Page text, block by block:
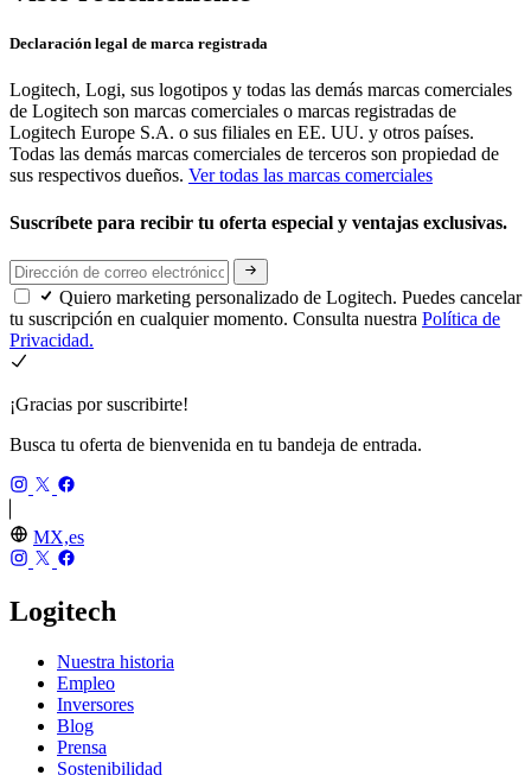
Declaración legal de marca registrada
Logitech, Logi, sus logotipos y todas las demás marcas comerciales
de Logitech son marcas comerciales o marcas registradas de
Logitech Europe S.A. o sus filiales en EE. UU. y otros países.
Todas las demás marcas comerciales de terceros son propiedad de
sus respectivos dueños. Ver todas las marcas comerciales
Suscríbete para recibir tu oferta especial y ventajas exclusivas.
Quiero marketing personalizado de Logitech. Puedes cancelar
tu suscripción en cualquier momento. Consulta nuestra Política de
Privacidad.
¡Gracias por suscribirte!
Busca tu oferta de bienvenida en tu bandeja de entrada.
MX,es
Logitech
Nuestra historia
Empleo
Inversores
Blog
Prensa
Sostenibilidad